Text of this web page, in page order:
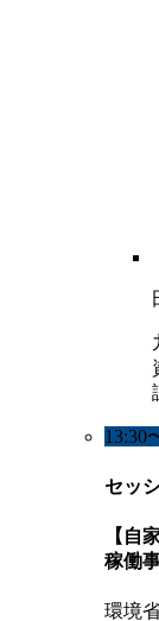
13:30
セッ
【自
稼働
環境